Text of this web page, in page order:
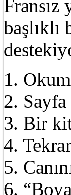
Fransız
başlıklı
1.
2. Sayfa
3. Bir
4.
5.
6.